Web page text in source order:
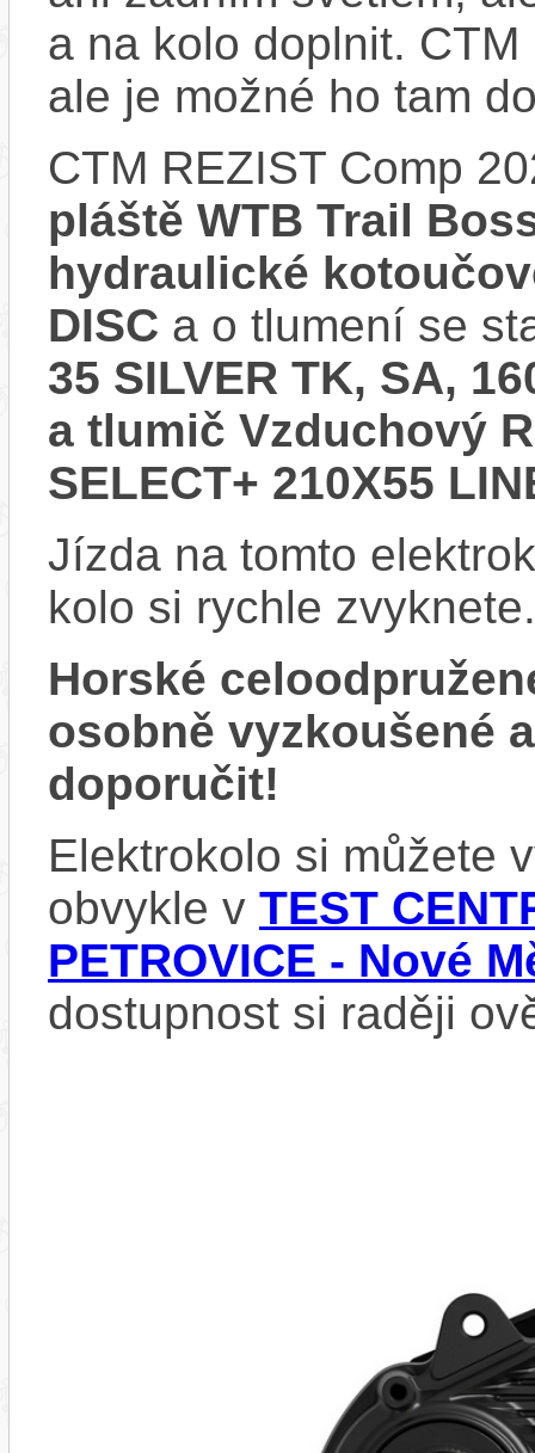
a na kolo doplnit.
ale je možné ho tam
CTM REZIST Comp
pláště WTB Trail
hydraulické
DISC a o tlumení se
35 SILVER TK, SA,
a tlumič Vzduchový
SELECT+ 210X55
Jízda na tomto
kolo si rychle zvyknete.
Horské
osobně vyzkoušené
doporučit!
Elektrokolo si můžete
obvykle v TEST
PETROVICE - Nové
dostupnost si raději